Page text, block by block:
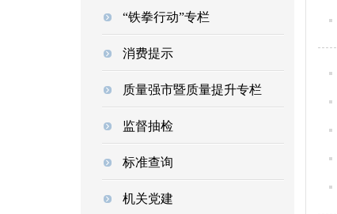
“铁拳行动”专栏
消费提示
质量强市暨质量提升专栏
监督抽检
标准查询
机关党建